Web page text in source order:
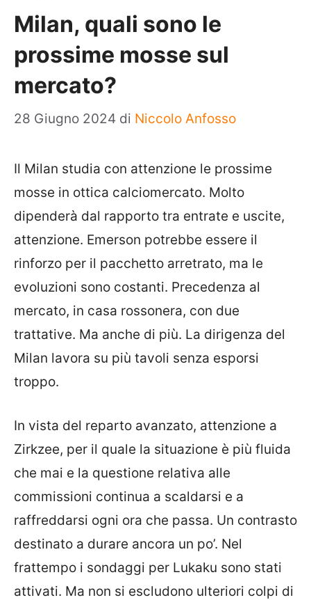
Milan, quali sono le
prossime mosse sul
mercato?
28 Giugno 2024 di Niccolo Anfosso
Il Milan studia con attenzione le prossime
mosse in ottica calciomercato. Molto
dipenderà dal rapporto tra entrate e uscite,
attenzione. Emerson potrebbe essere il
rinforzo per il pacchetto arretrato, ma le
evoluzioni sono costanti. Precedenza al
mercato, in casa rossonera, con due
trattative. Ma anche di più. La dirigenza del
Milan lavora su più tavoli senza esporsi
troppo.
In vista del reparto avanzato, attenzione a
Zirkzee, per il quale la situazione è più fluida
che mai e la questione relativa alle
commissioni continua a scaldarsi e a
raffreddarsi ogni ora che passa. Un contrasto
destinato a durare ancora un po’. Nel
frattempo i sondaggi per Lukaku sono stati
attivati. Ma non si escludono ulteriori colpi di